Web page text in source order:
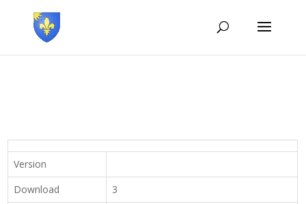
Version
Download
3